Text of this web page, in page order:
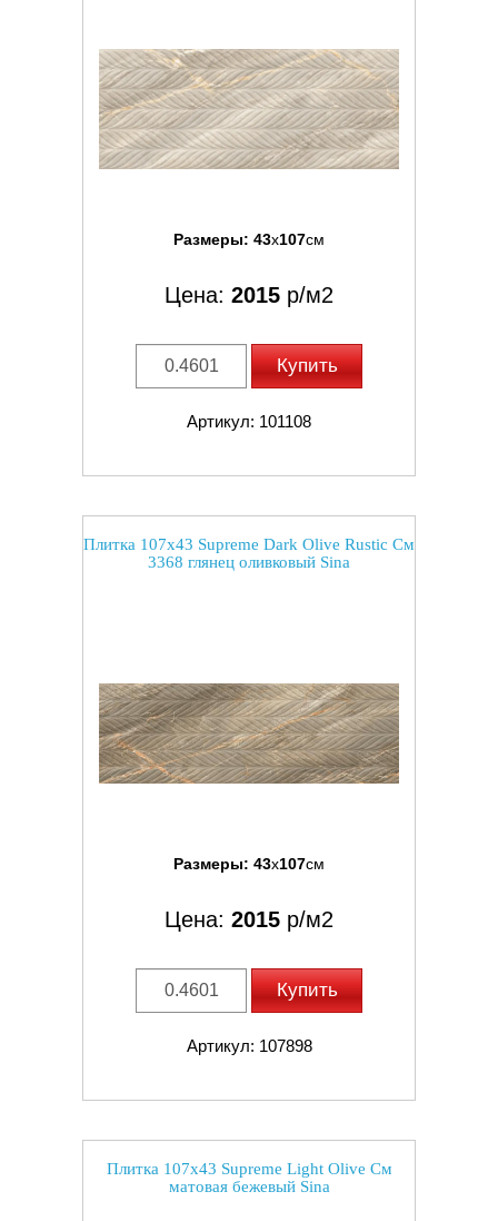
Размеры: 43x107см
Цена: 2015 р/м2
Купить
Артикул: 101108
Плитка 107x43 Supreme Dark Olive Rustic См
3368 глянец оливковый Sina
Размеры: 43x107см
Цена: 2015 р/м2
Купить
Артикул: 107898
Плитка 107x43 Supreme Light Olive См
матовая бежевый Sina